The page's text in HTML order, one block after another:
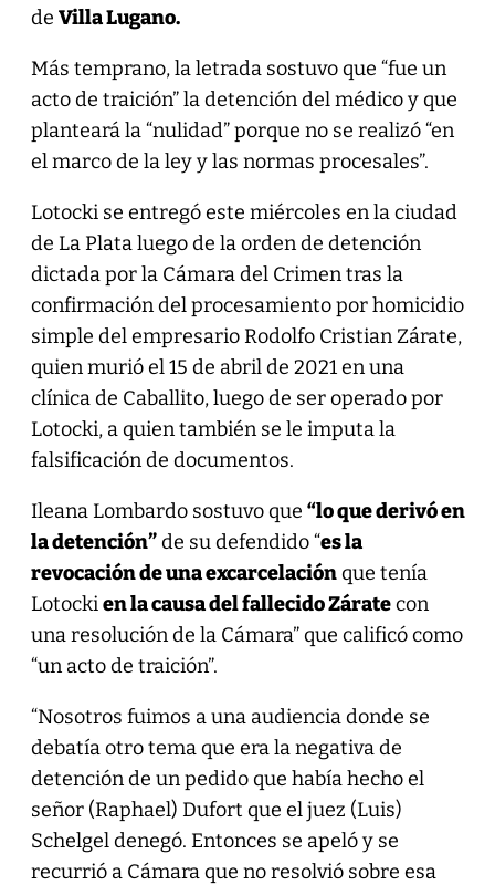
de Villa Lugano.
Más temprano, la letrada sostuvo que “fue un
acto de traición” la detención del médico y que
planteará la “nulidad” porque no se realizó “en
el marco de la ley y las normas procesales”.
Lotocki se entregó este miércoles en la ciudad
de La Plata luego de la orden de detención
dictada por la Cámara del Crimen tras la
confirmación del procesamiento por homicidio
simple del empresario Rodolfo Cristian Zárate,
quien murió el 15 de abril de 2021 en una
clínica de Caballito, luego de ser operado por
Lotocki, a quien también se le imputa la
falsificación de documentos.
Ileana Lombardo sostuvo que “lo que derivó en
la detención”de su defendido “es la
revocación de una excarcelaciónque tenía
Lotockien la causa del fallecido Záratecon
una resolución de la Cámara” que calificó como
“un acto de traición”.
“Nosotros fuimos a una audiencia donde se
debatía otro tema que era la negativa de
detención de un pedido que había hecho el
señor (Raphael) Dufort que el juez (Luis)
Schelgel denegó. Entonces se apeló y se
recurrió a Cámara que no resolvió sobre esa